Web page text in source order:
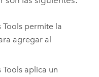
Tools permite la
agregar al
Tools aplica un